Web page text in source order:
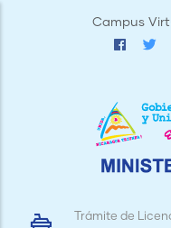
Campus
Trámite de